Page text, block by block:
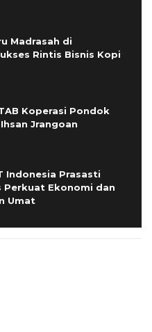
Madrasah di
Rintis Bisnis Kopi
Koperasi Pondok
Jrangoan
Indonesia Prasasti
Perkuat Ekonomi dan
Umat